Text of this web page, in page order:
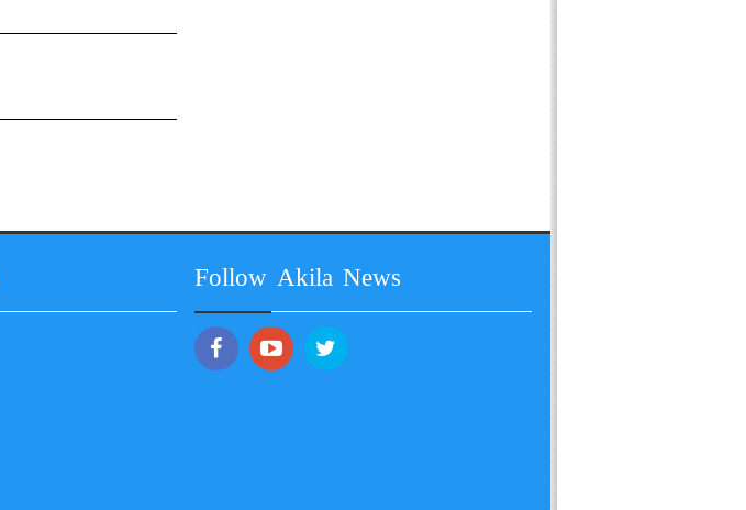
Follow Akila News